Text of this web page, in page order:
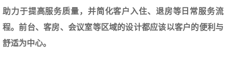
助力于提高服务质量，并简化客户入住、退房等日常服务流
程。前台、客房、会议室等区域的设计都应该以客户的便利与
舒适为中心。